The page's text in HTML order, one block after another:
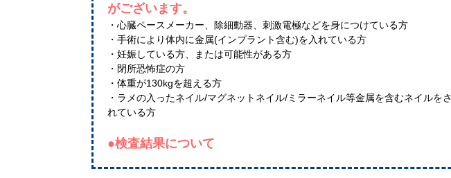
がございます。
・心臓ペースメーカー、除細動器、刺激電極などを身につけている方
・手術により体内に金属(インプラント含む)を入れている方
・妊娠している方、または可能性がある方
・閉所恐怖症の方
・体重が130kgを超える方
・ラメの入ったネイル/マグネットネイル/ミラーネイル等金属を含むネイルをさ
れている方
●検査結果について